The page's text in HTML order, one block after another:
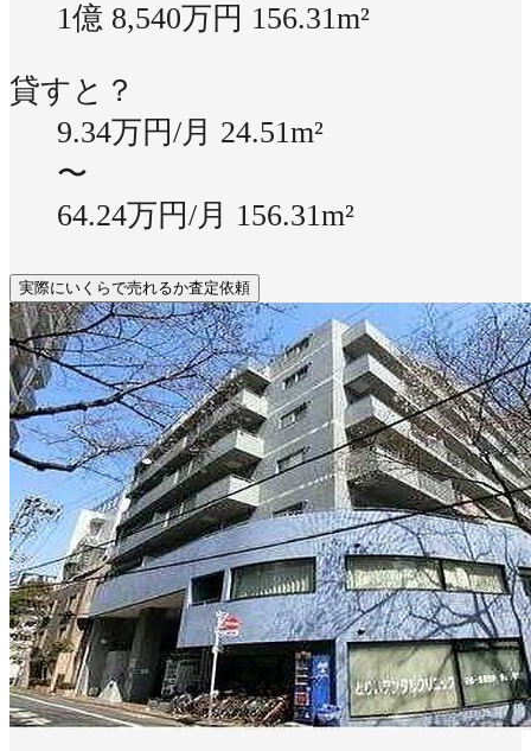
1億 8,540万円 156.31m²
貸すと？
9.34万円/月 24.51m²
〜
64.24万円/月 156.31m²
実際にいくらで売れるか査定依頼